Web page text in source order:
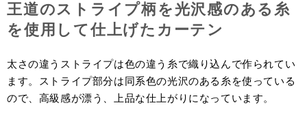
王道のストライプ柄を光沢感のある糸
を使用して仕上げたカーテン
太さの違うストライプは色の違う糸で織り込んで作られてい
ます。ストライプ部分は同系色の光沢のある糸を使っている
ので、高級感が漂う、上品な仕上がりになっています。